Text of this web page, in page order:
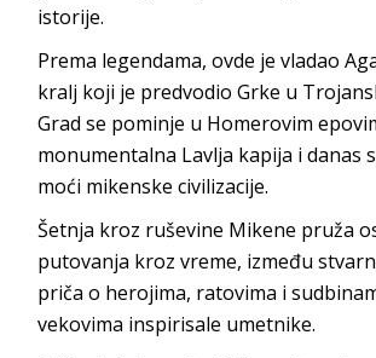
istorije.
Prema legendama, ovde je vladao
kralj koji je predvodio Grke u
Grad se pominje u Homerovim
monumentalna Lavlja kapija i danas
moći mikenske civilizacije.
Šetnja kroz ruševine Mikene pruža
putovanja kroz vreme, između
priča o herojima, ratovima i
vekovima inspirisale umetnike.